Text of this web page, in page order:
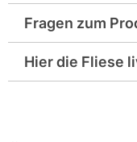
Farbe: weiß
Format: 30 x
Fragen zum
Sie haben Fragen zu
Hier die Fliese